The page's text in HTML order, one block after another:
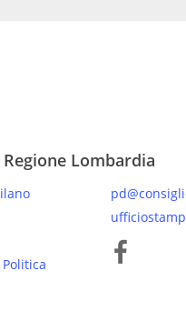
Lombardia
Politica
Pagine Facebook Gruppo Consiliare PD Lombardia